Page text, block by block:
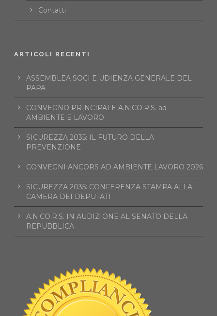
Contatti
ARTICOLI RECENTI
ASSEMBLEA SOCI E UDIENZA GENERALE DEL
PAPA
CONVEGNO PRINCIPALE A.N.CO.R.S. ad
AMBIENTE E LAVORO
SICUREZZA 2035: IL FUTURO DELLA
PREVENZIONE
CONVEGNI ANCORS AD AMBIENTE LAVORO 2026
SICUREZZA 2035: CONFERENZA STAMPA ALLA
CAMERA DEI DEPUTATI
A.N.CO.R.S. IN AUDIZIONE AL SENATO DELLA
REPUBBLICA